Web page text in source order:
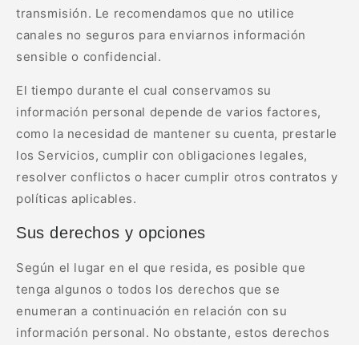
transmisión. Le recomendamos que no utilice
canales no seguros para enviarnos información
sensible o confidencial.
El tiempo durante el cual conservamos su
información personal depende de varios factores,
como la necesidad de mantener su cuenta, prestarle
los Servicios, cumplir con obligaciones legales,
resolver conflictos o hacer cumplir otros contratos y
políticas aplicables.
Sus derechos y opciones
Según el lugar en el que resida, es posible que
tenga algunos o todos los derechos que se
enumeran a continuación en relación con su
información personal. No obstante, estos derechos